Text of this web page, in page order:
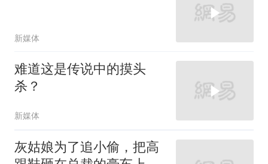
新媒体
难道这是传说中的摸头
杀？
新媒体
灰姑娘为了追小偷，把高